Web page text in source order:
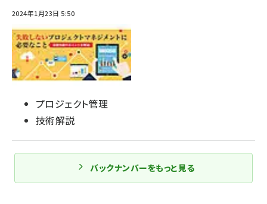
2024年1月23日 5:50
プロジェクト管理
技術解説
バックナンバーをもっと見る